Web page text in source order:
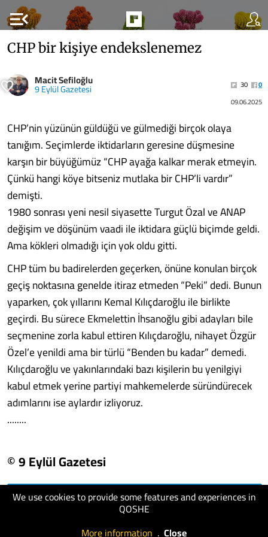
menu_open
We use cookies to provide some features and experiences in
QOSHE
More information . Close
CHP bir kişiye endekslenemez
Macit Sefiloğlu
9 Eylül Gazetesi 30
0
09.06.2025
CHP’nin yüzünün güldüğü ve gülmediği birçok olaya
tanığım. Seçimlerde iktidarların geresine düşmesine
karşın bir büyüğümüz “CHP ayağa kalkar merak etmeyin.
Çünkü hangi köye bitseniz mutlaka bir CHP’li vardır”
demişti.
1980 sonrası yeni nesil siyasette Turgut Özal ve ANAP
değişim ve döşünüm vaadi ile iktidara güçlü biçimde geldi.
Ama kökleri olmadığı için yok oldu gitti.
CHP tüm bu badirelerden geçerken, önüne konulan birçok
geçiş noktasına genelde itiraz etmeden “Peki” dedi. Bunun
yaparken, çok yıllarını Kemal Kılıçdaroğlu ile birlikte
geçirdi. Bu sürece Ekmelettin İhsanoğlu gibi adayları bile
seçmenine zorla kabul ettiren Kılıçdaroğlu, nihayet Özgür
Özel’e yenildi ama bir türlü “Benden bu kadar” demedi.
Kılıçdaroğlu ve yakınlarındaki bazı kişilerin bu yenilgiyi
kabul etmek yerine partiyi mahkemelerde süründürecek
adımlarını ise aylardır izliyoruz.
........
© 9 Eylül Gazetesi
visit website